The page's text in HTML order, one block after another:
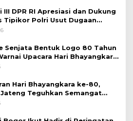
III DPR RI Apresiasi dan Dukung
Tipikor Polri Usut Dugaan
Batu Bara
Senjata Bentuk Logo 80 Tahun
Upacara Hari Bhayangkara
Hari Bhayangkara ke-80,
Teguhkan Semangat
dan Pererat Kebersamaan